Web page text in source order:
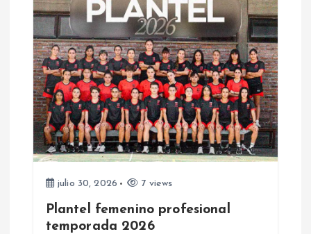
a
s
julio 30, 2026 7 views
Plantel femenino profesional
temporada 2026